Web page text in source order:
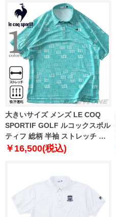
大きいサイズ メンズ LE COQ
SPORTIF GOLF ルコックスポル
ティフ 総柄 半袖 ストレッチ ゴ
ルフ ポロシャツ 吸汗速乾
￥16,500(税込)